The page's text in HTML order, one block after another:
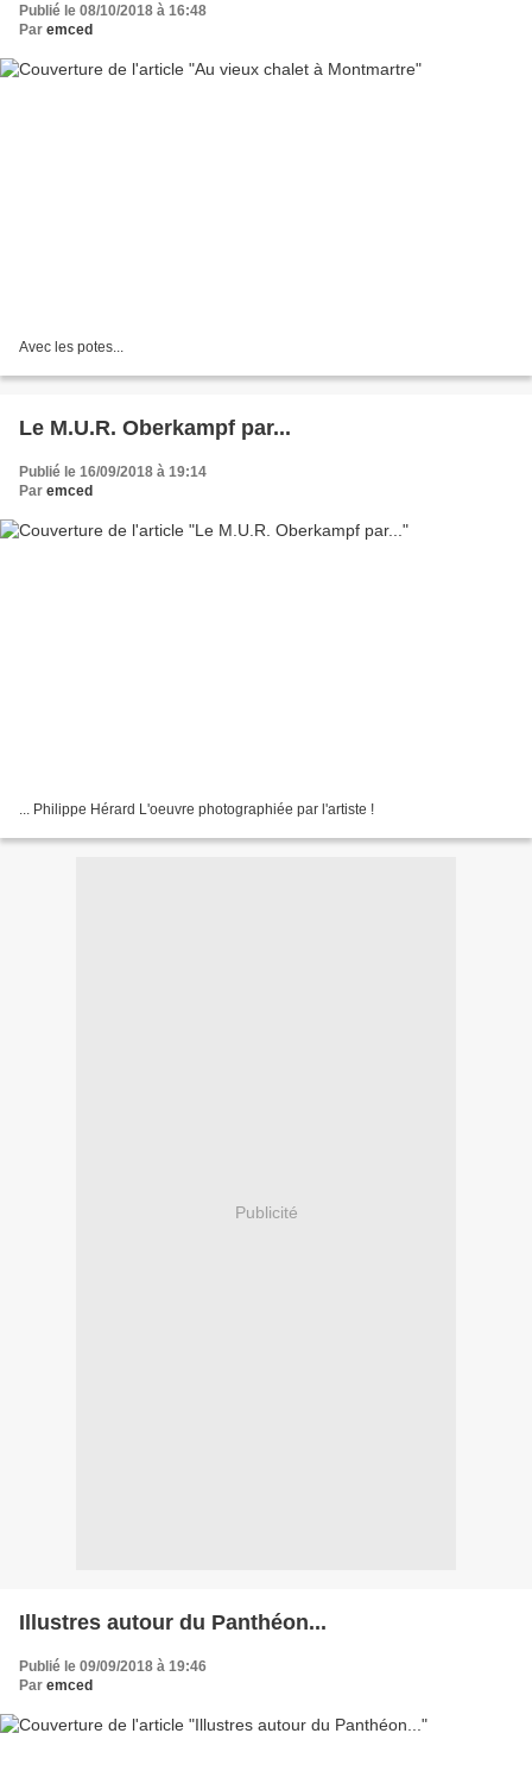
Publié le 08/10/2018 à 16:48
Par emced
Avec les potes...
Le M.U.R. Oberkampf par...
Publié le 16/09/2018 à 19:14
Par emced
... Philippe Hérard L'oeuvre photographiée par l'artiste !
Publicité
Illustres autour du Panthéon...
Publié le 09/09/2018 à 19:46
Par emced